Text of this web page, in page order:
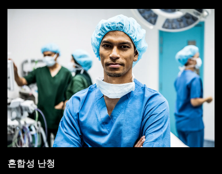
혼합성 난청